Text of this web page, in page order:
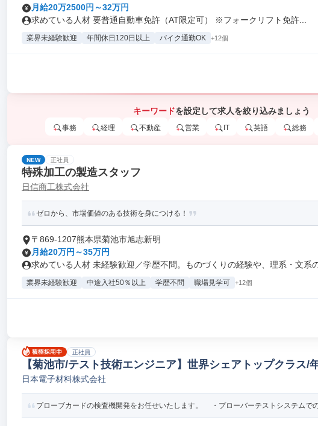
月給20万2500円～32万円
求めている人材 要普通自動車免許（AT限定可） ※フォークリフト免許...
業界未経験歓迎 年間休日120日以上 バイク通勤OK +12個
キーワードを設定して求人を絞り込みましょう
事務 経理 不動産 営業 IT 英語 総務
NEW 正社員
特殊加工の製造スタッフ
日信商工株式会社
ゼロから、市場価値のある技術を身につける！
〒869-1207熊本県菊池市旭志新明
月給20万円～35万円
求めている人材 未経験歓迎／学歴不問。ものづくりの経験や、理系・文系の
業界未経験歓迎 中途入社50％以上 学歴不問 職場見学可 +12個
正社員
【菊池市/テスト技術エンジニア】世界シェアトップクラス/
研究開発
日本電子材料株式会社
プローブカードの検査機開発をお任せいたします。 ・プローバーテストシステムで